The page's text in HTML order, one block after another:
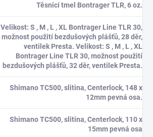
Těsnicí tmel Bontrager TLR, 6 oz.
Velikost: S , M , L , XL Bontrager Line TLR 30,
možnost použití bezdušových plášťů, 28 děr,
ventilek Presta. Velikost: S , M , L , XL
Bontrager Line TLR 30, možnost použití
bezdušových plášťů, 32 děr, ventilek Presta.
Shimano TC500, slitina, Centerlock, 148 x
12mm pevná osa.
Shimano TC500, slitina, Centerlock, 110 x
15mm pevná osa